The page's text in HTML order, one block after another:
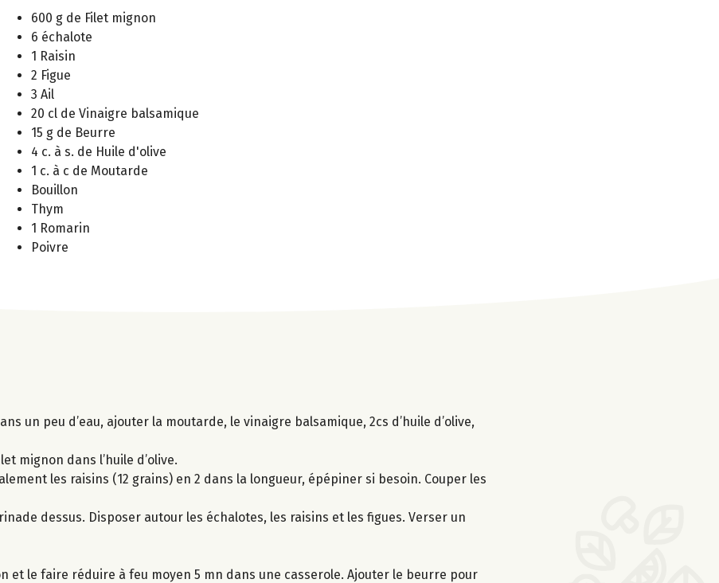
600 g de Filet mignon
6 échalote
1 Raisin
2 Figue
3 Ail
20 cl de Vinaigre balsamique
15 g de Beurre
4 c. à s. de Huile d'olive
1 c. à c de Moutarde
Bouillon
Thym
1 Romarin
Poivre
un peu d’eau, ajouter la moutarde, le vinaigre balsamique, 2cs d’huile d’olive,
mignon dans l’huile d’olive.
les raisins (12 grains) en 2 dans la longueur, épépiner si besoin. Couper les
dessus. Disposer autour les échalotes, les raisins et les figues. Verser un
et le faire réduire à feu moyen 5 mn dans une casserole. Ajouter le beurre pour